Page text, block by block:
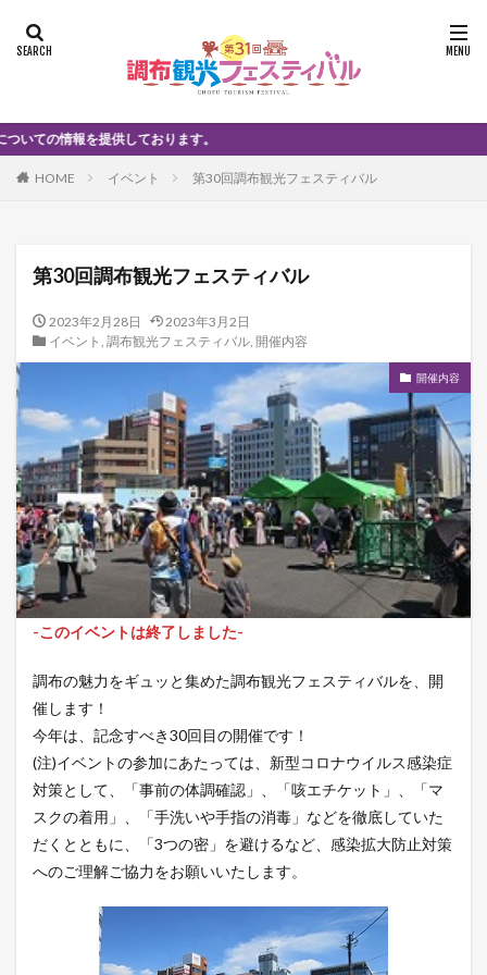
しております。
HOME イベント 第30回調布観光フェスティバル
第30回調布観光フェスティバル
2023年2月28日
2023年3月2日
イベント , 調布観光フェスティバル, 開催内容
開催内容
-このイベントは終了しました-
調布の魅力をギュッと集めた調布観光フェスティバルを、開
催します！
今年は、記念すべき30回目の開催です！
(注)イベントの参加にあたっては、新型コロナウイルス感染症
対策として、「事前の体調確認」、「咳エチケット」、「マ
スクの着用」、「手洗いや手指の消毒」などを徹底していた
だくとともに、「3つの密」を避けるなど、感染拡大防止対策
へのご理解ご協力をお願いいたします。